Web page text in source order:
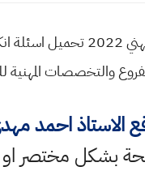
المهنية للعام
الاستاذ احمد